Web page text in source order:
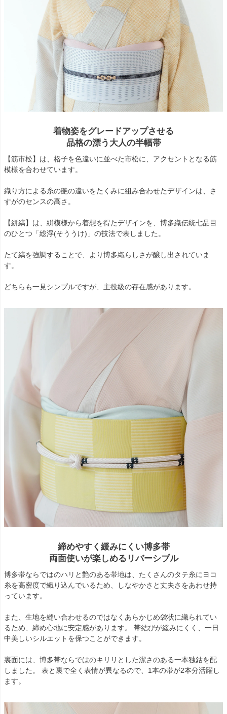
着物姿をグレードアップさせる
品格の漂う大人の半幅帯
【筋市松】は、格子を色違いに並べた市松に、アクセントとなる筋
模様を合わせています。
織り方による糸の艶の違いをたくみに組み合わせたデザインは、さ
すがのセンスの高さ。
【絣縞】は、絣模様から着想を得たデザインを、博多織伝統七品目
のひとつ「総浮(そううけ)」の技法で表しました。
たて縞を強調することで、より博多織らしさが醸し出されていま
す。
どちらも一見シンプルですが、主役級の存在感があります。
締めやすく緩みにくい博多帯
両面使いが楽しめるリバーシブル
博多帯ならではのハリと艶のある帯地は、たくさんのタテ糸にヨコ
糸を高密度で織り込んでいるため、しなやかさと丈夫さをあわせ持
っています。
また、生地を縫い合わせるのではなくあらかじめ袋状に織られてい
るため、締め心地に安定感があります。 帯結びが緩みにくく、一日
中美しいシルエットを保つことができます。
裏面には、博多帯ならではのキリリとした潔さのある一本独鈷を配
しました。 表と裏で全く表情が異なるので、1本の帯が2本分活躍し
ます。